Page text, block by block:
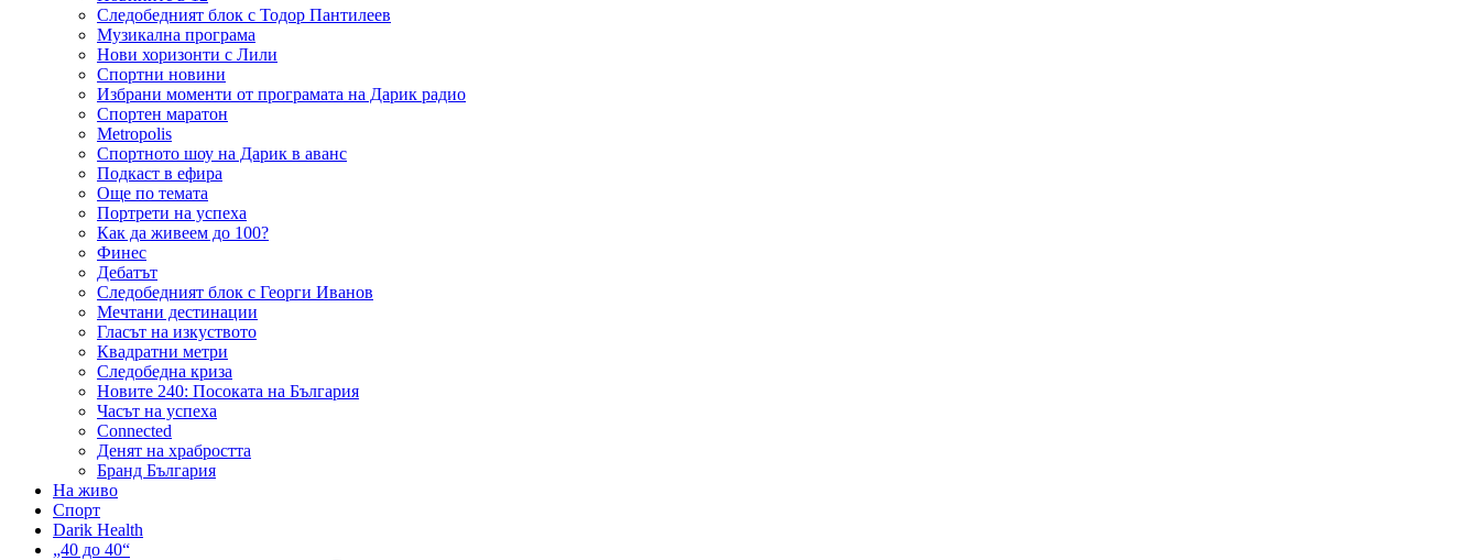
Следобедният блок с Тодор Пантилеев
Музикална програма
Нови хоризонти с Лили
Спортни новини
Избрани моменти от програмата на Дарик радио
Спортен маратон
Metropolis
Спортното шоу на Дарик в аванс
Подкаст в ефира
Още по темата
Портрети на успеха
Как да живеем до 100?
Финес
Дебатът
Следобедният блок с Георги Иванов
Мечтани дестинации
Гласът на изкуството
Квадратни метри
Следобедна криза
Новите 240: Посоката на България
Часът на успеха
Connected
Денят на храбростта
Бранд България
На живо
Спорт
Darik Health
„40 до 40“